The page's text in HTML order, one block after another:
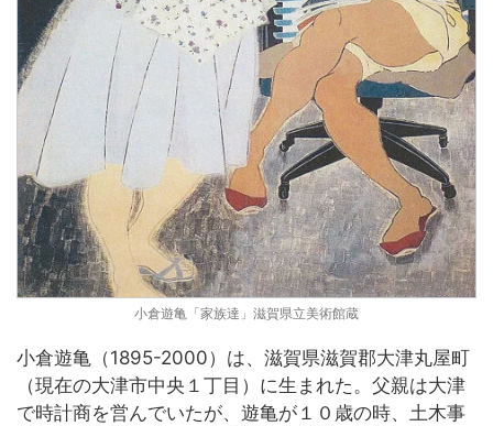
小倉遊亀「家族達」滋賀県立美術館蔵
小倉遊亀（1895-2000）は、滋賀県滋賀郡大津丸屋町
（現在の大津市中央１丁目）に生まれた。父親は大津
で時計商を営んでいたが、遊亀が１０歳の時、土木事